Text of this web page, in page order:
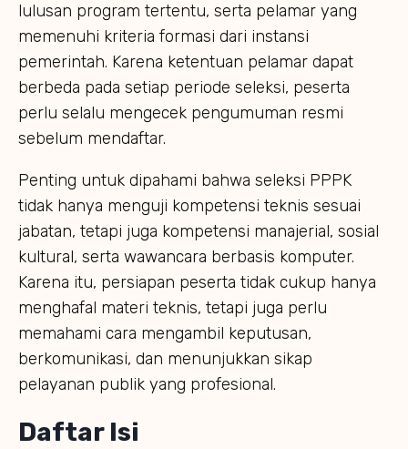
lulusan program tertentu, serta pelamar yang
memenuhi kriteria formasi dari instansi
pemerintah. Karena ketentuan pelamar dapat
berbeda pada setiap periode seleksi, peserta
perlu selalu mengecek pengumuman resmi
sebelum mendaftar.
Penting untuk dipahami bahwa seleksi PPPK
tidak hanya menguji kompetensi teknis sesuai
jabatan, tetapi juga kompetensi manajerial, sosial
kultural, serta wawancara berbasis komputer.
Karena itu, persiapan peserta tidak cukup hanya
menghafal materi teknis, tetapi juga perlu
memahami cara mengambil keputusan,
berkomunikasi, dan menunjukkan sikap
pelayanan publik yang profesional.
Daftar Isi